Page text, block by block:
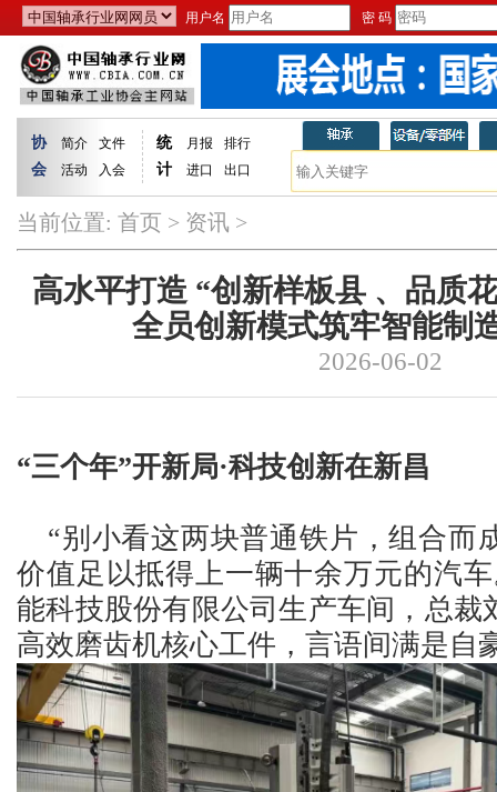
用户名 密 码
协
会
简介
文件
活动
入会
统
计
月报
排行
进口
出口
当前位置: 首页 > 资讯 >
高水平打造 “创新样板县 、品质
全员创新模式筑牢智能制
2026-06-02
“三个年”开新局·科技创新在新昌
“别小看这两块普通铁片，组合而
价值足以抵得上一辆十余万元的汽
能科技股份有限公司生产车间，总裁
高效磨齿机核心工件，言语间满是自